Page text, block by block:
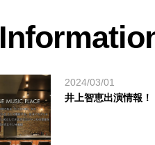
2024/03/01
井上智恵出演情報！